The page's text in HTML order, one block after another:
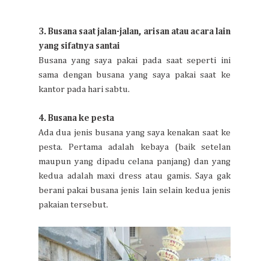
3. Busana saat jalan-jalan, arisan atau acara lain
yang sifatnya santai
Busana yang saya pakai pada saat seperti ini
sama dengan busana yang saya pakai saat ke
kantor pada hari sabtu.
4. Busana ke pesta
Ada dua jenis busana yang saya kenakan saat ke
pesta. Pertama adalah kebaya (baik setelan
maupun yang dipadu celana panjang) dan yang
kedua adalah maxi dress atau gamis. Saya gak
berani pakai busana jenis lain selain kedua jenis
pakaian tersebut.